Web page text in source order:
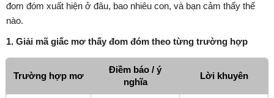
đom đóm xuất hiện ở đâu, bao nhiêu con, và bạn cảm thấy thế
nào.
1. Giải mã giấc mơ thấy đom đóm theo từng trường hợp
Trường hợp mơ
Điềm báo / ý
nghĩa
Lời khuyên